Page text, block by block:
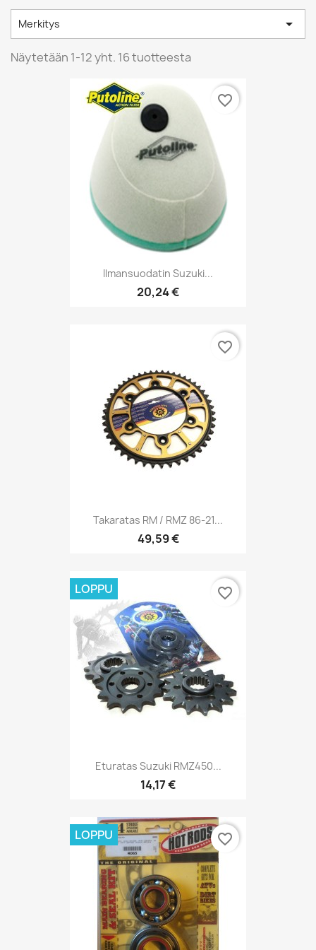
Merkitys 
Näytetään 1-12 yht. 16 tuotteesta
Ilmansuodatin Suzuki...
20,24 €
favorite_border
Takaratas RM / RMZ 86-21...
49,59 €
favorite_border
Eturatas Suzuki RMZ450...
14,17 €
LOPPU favorite_border
LOPPU favorite_border